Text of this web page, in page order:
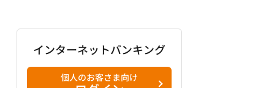
インターネットバンキング
個人のお客さま向け